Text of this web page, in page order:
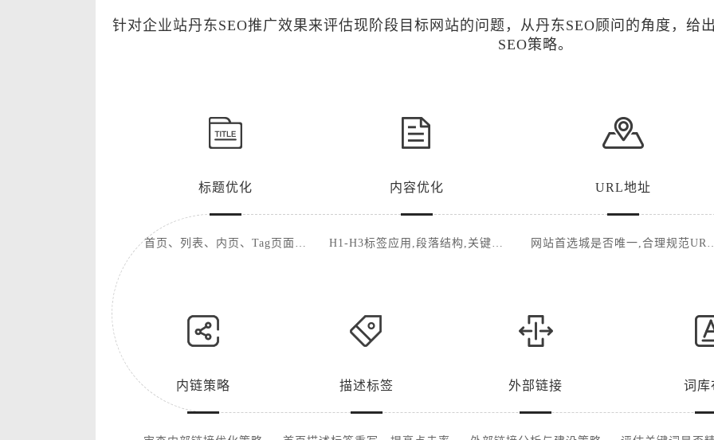
针对企业站丹东SEO推广效果来评估现阶段目标网站的问题，从丹东SEO顾问的角度，给
SEO策略。
标题优化
首页、列表、内页、Tag页面优
内容优化
H1-H3标签应用,段落结构,关键词
URL地址
网站首选城是否唯一,合理规范
内链策略 描述标签 外部链接 词库